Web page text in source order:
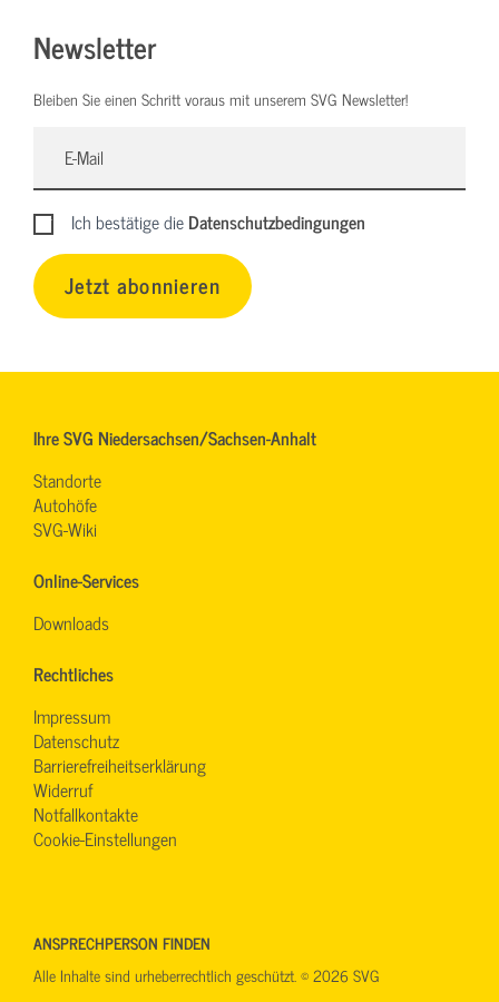
Newsletter
Bleiben Sie einen Schritt voraus mit unserem SVG Newsletter!
Ich bestätige dieDatenschutzbedingungen
Jetzt abonnieren
Ihre SVG Niedersachsen/Sachsen-Anhalt
Standorte
Autohöfe
SVG-Wiki
Online-Services
Downloads
Rechtliches
Impressum
Datenschutz
Barrierefreiheitserklärung
Widerruf
Notfallkontakte
Cookie-Einstellungen
ANSPRECHPERSON FINDEN
Alle Inhalte sind urheberrechtlich geschützt. © 2026 SVG